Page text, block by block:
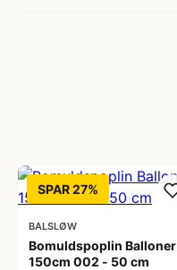
SPAR 27%
BALSLØW
Bomuldspoplin Balloner
150cm 002 - 50 cm